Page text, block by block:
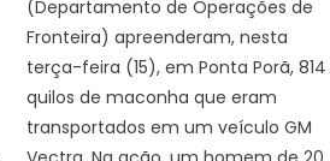
(Departamento de Operações de
Fronteira) apreenderam, nesta
terça-feira (15), em Ponta Porã, 814
quilos de maconha que eram
transportados em um veículo GM